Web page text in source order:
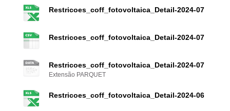
Restricoes_coff_fotovoltaica_Detail-2024-07
Restricoes_coff_fotovoltaica_Detail-2024-07
Restricoes_coff_fotovoltaica_Detail-2024-07
Extensão PARQUET
Restricoes_coff_fotovoltaica_Detail-2024-06